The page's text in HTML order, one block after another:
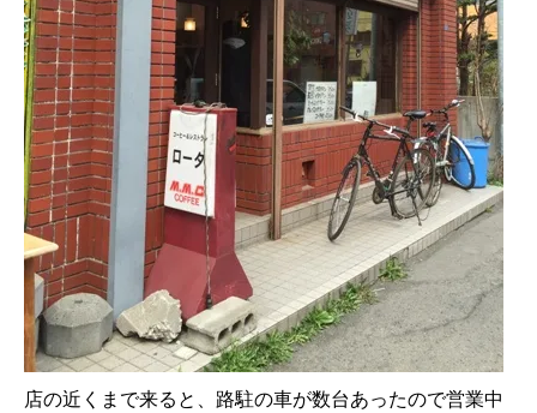
店の近くまで来ると、路駐の車が数台あったので営業中